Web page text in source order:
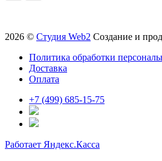
2026 © Студия Web2 Создание и
Политика обработки
Доставка
Оплата
+7 (499) 685-15-75
Работает Яндекс.Касса